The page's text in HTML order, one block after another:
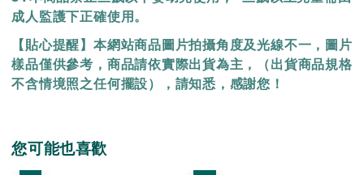
成人監護下正確使用。
【貼心提醒】本網站商品圖片拍攝角度及光線不一，圖片
樣品僅供參考，商品請依實際出貨為主，（出貨商品規格
不含情境照之任何擺設），請知悉，感謝您！
您可能也喜歡